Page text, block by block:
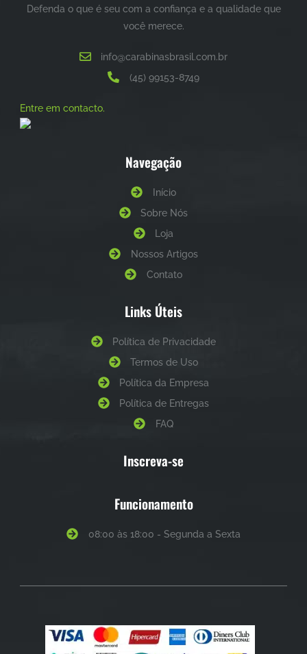
Defenda o que é seu com a confiança e a qualidade que
você merece.
info@carabinasbrasil.com.br
(45) 99153-8749
Entre em contacto.
Navegação
Início
Sobre Nós
Loja
Nossos Artigos
Contato
Links Úteis
Política de Privacidade
Termos de Uso
Política da Empresa
Política de Entregas
FAQ
Inscreva-se
Funcionamento
08:00 às 18:00 - Segunda a Sexta